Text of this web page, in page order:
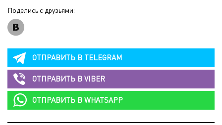
Поделись с друзьями:
ОТПРАВИТЬ В TELEGRAM
ОТПРАВИТЬ В VIBER
ОТПРАВИТЬ В WHATSAPP